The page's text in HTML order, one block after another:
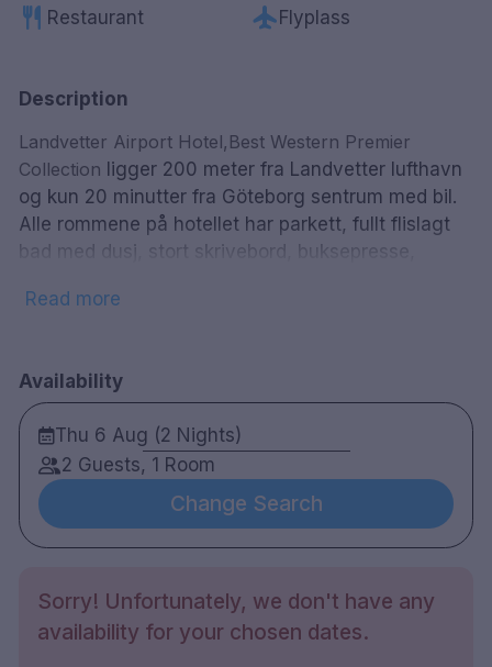
restaurant Restaurant flight Flyplass
Description
Landvetter Airport Hotel,Best Western Premier
Collection ligger 200 meter fra Landvetter lufthavn
og kun 20 minutter fra Göteborg sentrum med bil.
Alle rommene på hotellet har parkett, fullt flislagt
bad med dusj, stort skrivebord, buksepresse,
filmkanaler. Sikkerhet er høyt prioritet og alle rom
avslapningsområde er det lurt å slappe av etter en
lang tur eller hard dag på jobben. Den beste
kombinert opplevelsen med et pass i hotellets
velutstyrte treningsstudio. Det er separate
seksjoner for menn og kvinner, men opplevelsen i
badstuen med et blikk opp på det stjernespekkede
taket.
184 rom
Dobbel rom
Read more
Availability
Thu 6 Aug (2 Nights)
2 Guests, 1 Room
Change Search
Sorry! Unfortunately, we don't have any
availability for your chosen dates.